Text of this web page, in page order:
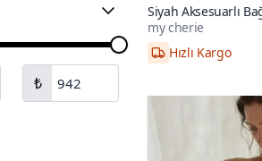
₺
Siyah Aksesuarlı
Elbise Pileli Gecelik
my cherie